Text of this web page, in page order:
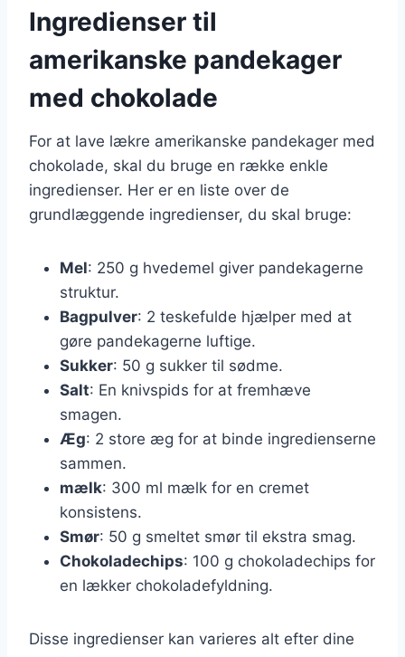
Ingredienser til
amerikanske pandekager
med chokolade
For at lave lækre amerikanske pandekager med
chokolade, skal du bruge en række enkle
ingredienser. Her er en liste over de
grundlæggende ingredienser, du skal bruge:
Mel: 250 g hvedemel giver pandekagerne
struktur.
Bagpulver: 2 teskefulde hjælper med at
gøre pandekagerne luftige.
Sukker: 50 g sukker til sødme.
Salt: En knivspids for at fremhæve
smagen.
Æg: 2 store æg for at binde ingredienserne
sammen.
mælk: 300 ml mælk for en cremet
konsistens.
Smør: 50 g smeltet smør til ekstra smag.
Chokoladechips: 100 g chokoladechips for
en lækker chokoladefyldning.
Disse ingredienser kan varieres alt efter dine